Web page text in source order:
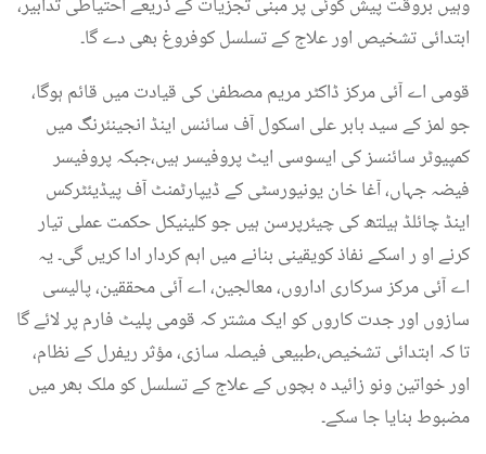
ابتدائی تشخیص اور علاج کے تسلسل کوفروغ بھی دے گا۔
قومی اے آئی مرکز ڈاکٹر مریم مصطفیٰ کی قیادت میں قائم ہوگا،
جو لمز کے سید بابر علی اسکول آف سائنس اینڈ انجینئرنگ میں
کمپیوٹر سائنسز کی ایسوسی ایٹ پروفیسر ہیں،جبکہ پروفیسر
فیضہ جہاں، آغا خان یونیورسٹی کے ڈیپارٹمنٹ آف پیڈیئٹرکس
اینڈ چائلڈ ہیلتھ کی چیئرپرسن ہیں جو کلینیکل حکمت عملی تیار
کرنے او ر اسکے نفاذ کویقینی بنانے میں اہم کردار ادا کریں گی۔ یہ
اے آئی مرکز سرکاری اداروں، معالجین، اے آئی محققین، پالیسی
سازوں اور جدت کاروں کو ایک مشتر کہ قومی پلیٹ فارم پر لائے گا
تا کہ ابتدائی تشخیص،طبیعی فیصلہ سازی، مؤثر ریفرل کے نظام،
اور خواتین ونو زائید ہ بچوں کے علاج کے تسلسل کو ملک بھر میں
مضبوط بنایا جا سکے۔